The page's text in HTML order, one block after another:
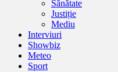
Sănătate
Justiție
Mediu
Interviuri
Showbiz
Meteo
Sport